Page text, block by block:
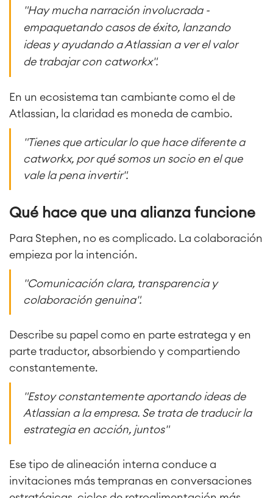
Agile & DevOps
DevOps
Agile Development
Gestión de pruebas
Project & Work Management
Planificación del tiempo
Procesos empresariales
ERP Soluciones
Informes y paneles de control
Gestión del trabajo
"Hay mucha narración involucrada -
empaquetando casos de éxito, lanzando
ideas y ayudando a Atlassian a ver el valor
de trabajar con catworkx".
En un ecosistema tan cambiante como el de
Atlassian, la claridad es moneda de cambio.
"Tienes que articular lo que hace diferente a
catworkx, por qué somos un socio en el que
vale la pena invertir".
Qué hace que una alianza funcione
Para Stephen, no es complicado. La colaboración
empieza por la intención.
"Comunicación clara, transparencia y
colaboración genuina".
Describe su papel como en parte estratega y en
parte traductor, absorbiendo y compartiendo
constantemente.
"Estoy constantemente aportando ideas de
Atlassian a la empresa. Se trata de traducir la
estrategia en acción, juntos"
Ese tipo de alineación interna conduce a
invitaciones más tempranas en conversaciones